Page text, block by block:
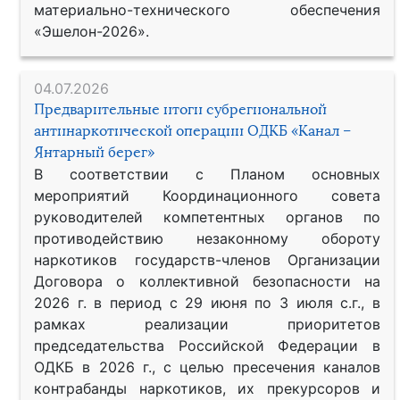
материально-технического обеспечения
«Эшелон-2026».
04.07.2026
Предварительные итоги субрегиональной
антинаркотической операции ОДКБ «Канал –
Янтарный берег»
В соответствии с Планом основных
мероприятий Координационного совета
руководителей компетентных органов по
противодействию незаконному обороту
наркотиков государств-членов Организации
Договора о коллективной безопасности на
2026 г. в период с 29 июня по 3 июля с.г., в
рамках реализации приоритетов
председательства Российской Федерации в
ОДКБ в 2026 г., с целью пресечения каналов
контрабанды наркотиков, их прекурсоров и